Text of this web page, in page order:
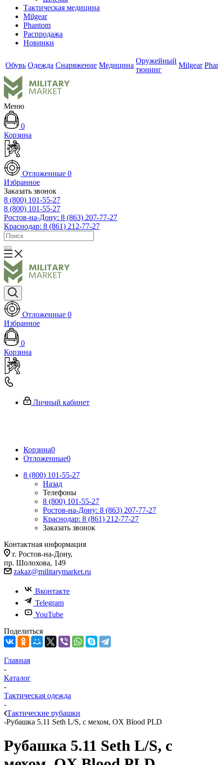
Тактическая медицина
Milgear
Phantom
Распродажа
Новинки
Обувь Одежда Снаряжение Медицина
Оружейный
тюнинг
Milgear
Меню
0
Корзина
Отложенные 0
Избранное
Заказать звонок
8 (800) 101-55-27
8 (800) 101-55-27
Ростов-на-Дону: 8 (863) 207-77-27
Краснодар: 8 (861) 212-77-27
Отложенные 0
Избранное
0
Корзина
Личный кабинет
Корзина0
Отложенные0
8 (800) 101-55-27
Назад
Телефоны
8 (800) 101-55-27
Ростов-на-Дону: 8 (863) 207-77-27
Краснодар: 8 (861) 212-77-27
Заказать звонок
Контактная информация
г. Ростов-на-Дону,
пр. Шолохова, 149
zakaz@militarymarket.ru
Вконтакте
Telegram
YouTube
Поделиться
Главная
-
Каталог
-
Тактическая одежда
-
Тактические рубашки
-Рубашка 5.11 Seth L/S, с мехом, OX Blood PLD
Рубашка 5.11 Seth L/S, с